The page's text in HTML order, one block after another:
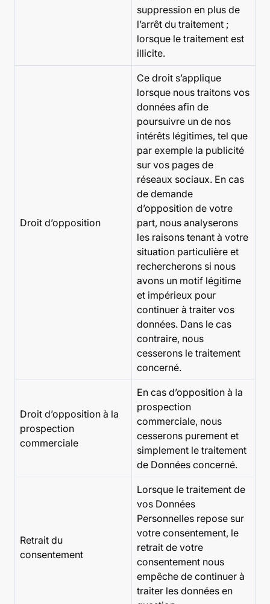
suppression en plus de
l’arrêt du traitement ;
lorsque le traitement est
illicite.
Droit d’opposition
Ce droit s’applique
lorsque nous traitons vos
données afin de
poursuivre un de nos
intérêts légitimes, tel que
par exemple la publicité
sur vos pages de
réseaux sociaux. En cas
de demande
d’opposition de votre
part, nous analyserons
les raisons tenant à votre
situation particulière et
rechercherons si nous
avons un motif légitime
et impérieux pour
continuer à traiter vos
données. Dans le cas
contraire, nous
cesserons le traitement
concerné.
Droit d’opposition à la
prospection
commerciale
En cas d’opposition à la
prospection
commerciale, nous
cesserons purement et
simplement le traitement
de Données concerné.
Retrait du
consentement
Lorsque le traitement de
vos Données
Personnelles repose sur
votre consentement, le
retrait de votre
consentement nous
empêche de continuer à
traiter les données en